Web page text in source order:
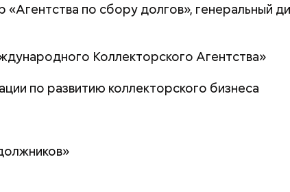
«Агентства по сбору долгов», генеральный
Коллекторского Агентства»
по развитию коллекторского бизнеса